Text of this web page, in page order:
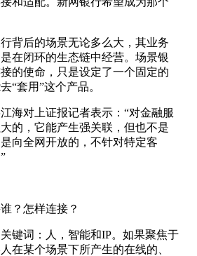
后的场景无论多么大，其业务
在闭环的生态链中经营。场景银
的使命，只是设定了一个固定的
“套用”这个产品。
对上证报记者表示：“对金融服
的，它能产生强关联，但也不是
向全网开放的，不针对特定客
？怎样连接？
词：人，智能和IP。如果聚焦于
在某个场景下所产生的在线的、